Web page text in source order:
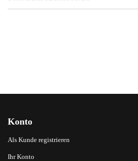
Konto
Als Kunde registrieren
Ihr Konto